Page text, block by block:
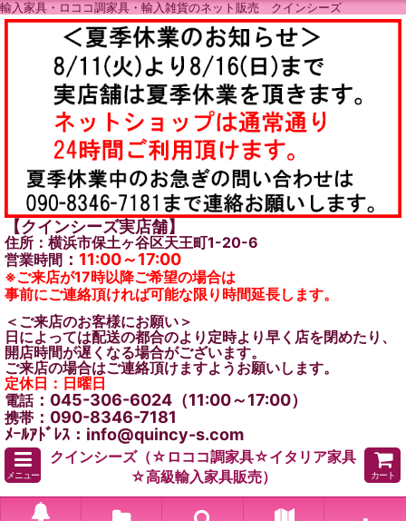
輸入家具・ロココ調家具・輸入雑貨のネット販売 クインシーズ
【クインシーズ実店舗】
住所：横浜市保土ヶ谷区天王町1-20-6
営業時間 ： 11:00～17:00
※ご来店が17時以降ご希望の場合は
事前にご連絡頂ければ可能な限り時間延長します。
＜ご来店のお客様にお願い＞
日によっては配送の都合のより定時より早く店を閉めたり、
開店時間が遅くなる場合がございます。
ご来店の場合はご連絡頂けますようお願いします。
定休日：日曜日
電話：045-306-6024（11:00～17:00）
携帯 ：090-8346-7181
ﾒｰﾙｱﾄﾞﾚｽ：info@quincy-s.com
メニュー
クインシーズ（☆ロココ調家具☆イタリア家具
☆高級輸入家具販売）
カート